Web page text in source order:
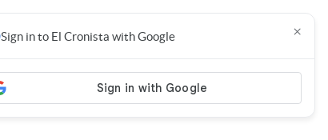
Sign in to El Cronista with Google ×